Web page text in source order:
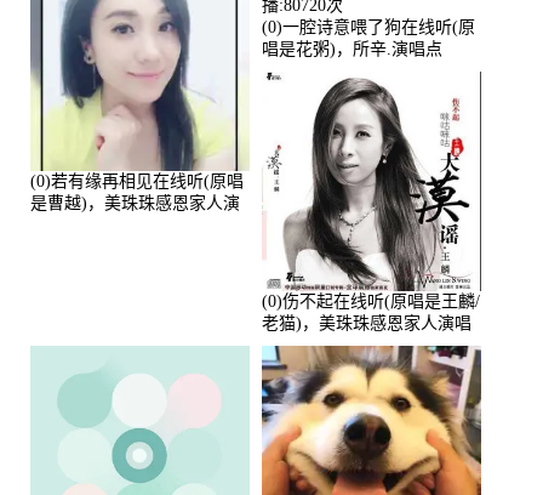
(0)若有缘再相见在线听(原唱
是曹越)，美珠珠感恩家人演
(0)一腔诗意喂了狗在线听(原
唱是花粥)，所辛.演唱点
播:80720次
(0)伤不起在线听(原唱是王麟/
老猫)，美珠珠感恩家人演唱
点播:80218次